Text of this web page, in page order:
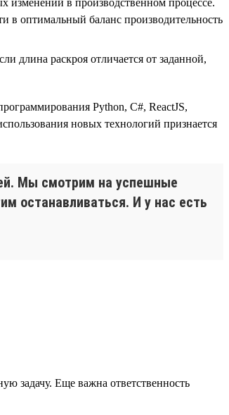
в оптимальный баланс производительность
длина раскроя отличается от заданной,
Python, С#, ReactJS,
новых технологий признается
Мы смотрим на успешные
останавливаться. И у нас есть
задачу. Еще важна ответственность